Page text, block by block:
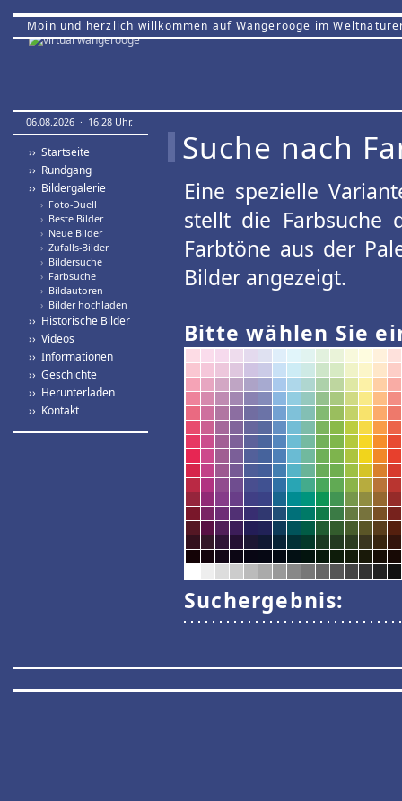
Moin und herzlich willkommen auf Wangerooge im
06.08.2026 · 16:28 Uhr.
›› Startseite
›› Rundgang
›› Bildergalerie
› Foto-Duell
› Beste Bilder
› Neue Bilder
› Zufalls-Bilder
› Bildersuche
› Farbsuche
› Bildautoren
› Bilder hochladen
›› Historische Bilder
›› Videos
›› Informationen
›› Geschichte
›› Herunterladen
›› Kontakt
Suche nach
Eine spezielle
stellt die Farbsuche
Farbtöne aus der
Bilder angezeigt.
Bitte wählen Sie
Suchergebnis: